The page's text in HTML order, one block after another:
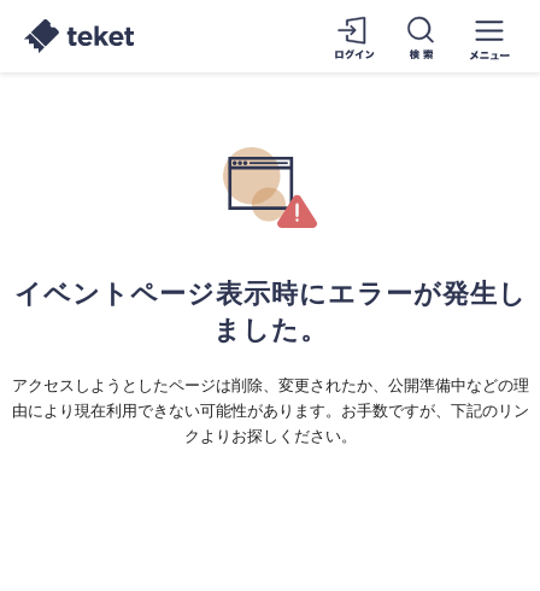
イベントページ表示時にエラーが発生し
ました。
アクセスしようとしたページは削除、変更されたか、公開準備中などの理
由により現在利用できない可能性があります。お手数ですが、下記のリン
クよりお探しください。